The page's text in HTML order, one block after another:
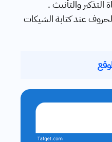
والتأنيث .
عند كتابة الشيكات